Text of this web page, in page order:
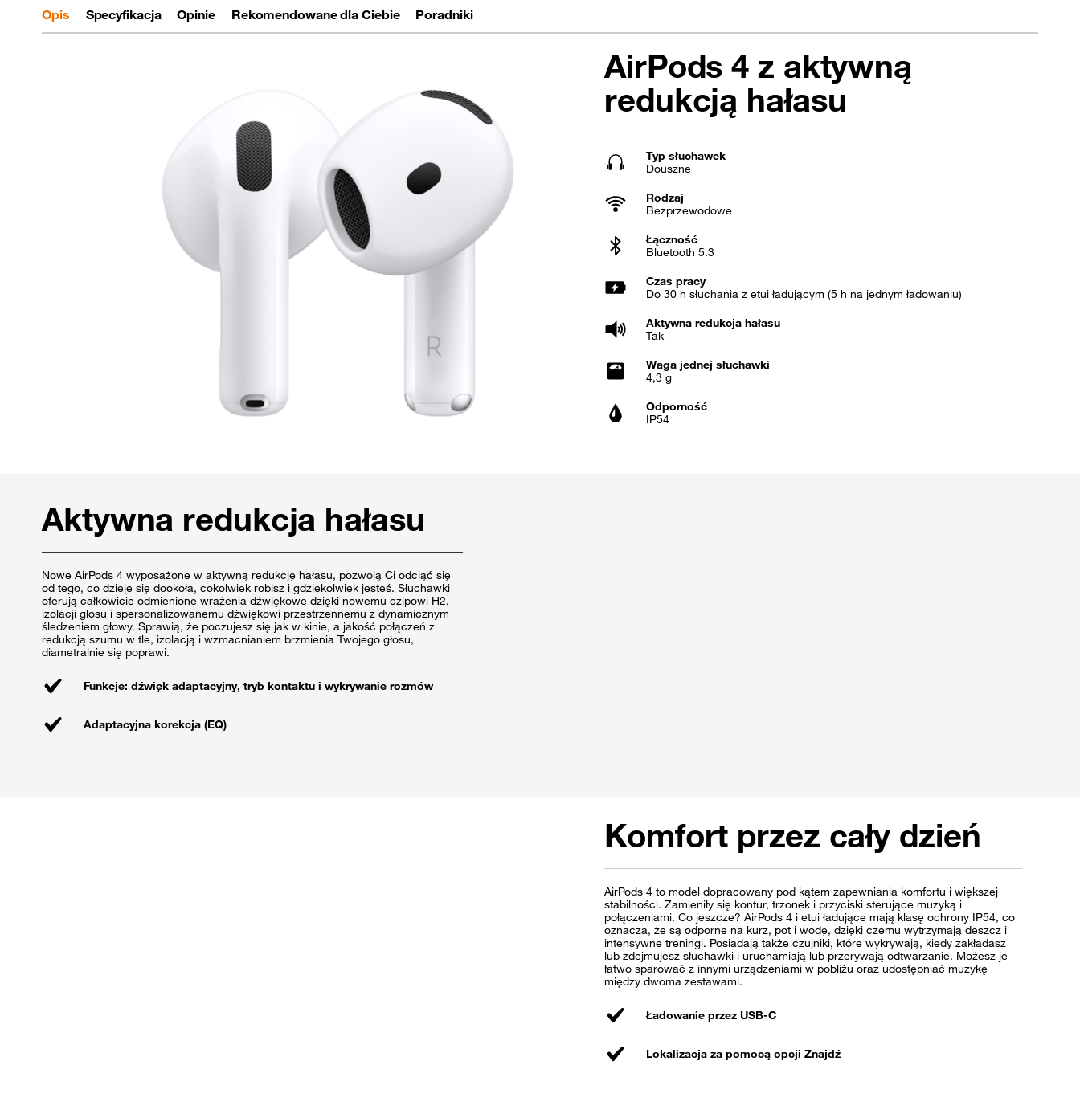
Opis Specyfikacja Opinie Rekomendowane dla Ciebie Poradniki
AirPods 4 z aktywną
redukcją hałasu
Typ słuchawek
Douszne
Rodzaj
Bezprzewodowe
Łączność
Bluetooth 5.3
Czas pracy
Do 30 h słuchania z etui ładującym (5 h na jednym ładowaniu)
Aktywna redukcja hałasu
Tak
Waga jednej słuchawki
4,3 g
Odporność
IP54
Aktywna redukcja hałasu
Nowe AirPods 4 wyposażone w aktywną redukcję hałasu, pozwolą Ci odciąć się
od tego, co dzieje się dookoła, cokolwiek robisz i gdziekolwiek jesteś. Słuchawki
oferują całkowicie odmienione wrażenia dźwiękowe dzięki nowemu czipowi H2,
izolacji głosu i spersonalizowanemu dźwiękowi przestrzennemu z dynamicznym
śledzeniem głowy. Sprawią, że poczujesz się jak w kinie, a jakość połączeń z
redukcją szumu w tle, izolacją i wzmacnianiem brzmienia Twojego głosu,
diametralnie się poprawi.
Funkcje: dźwięk adaptacyjny, tryb kontaktu i wykrywanie rozmów
Adaptacyjna korekcja (EQ)
Komfort przez cały dzień
AirPods 4 to model dopracowany pod kątem zapewniania komfortu i większej
stabilności. Zamieniły się kontur, trzonek i przyciski sterujące muzyką i
połączeniami. Co jeszcze? AirPods 4 i etui ładujące mają klasę ochrony IP54, co
oznacza, że są odporne na kurz, pot i wodę, dzięki czemu wytrzymają deszcz i
intensywne treningi. Posiadają także czujniki, które wykrywają, kiedy zakładasz
lub zdejmujesz słuchawki i uruchamiają lub przerywają odtwarzanie. Możesz je
łatwo sparować z innymi urządzeniami w pobliżu oraz udostępniać muzykę
między dwoma zestawami.
Ładowanie przez USB-C
Lokalizacja za pomocą opcji Znajdź